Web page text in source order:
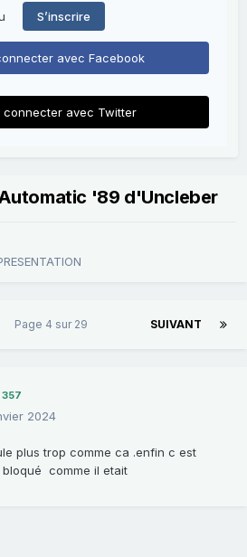
S’inscrire
avec Facebook
connecter avec Twitter
'89 d'Uncleber
SUIVANT
Page 4 sur 29
357
2024
plus trop comme ca .enfin c est
comme il etait